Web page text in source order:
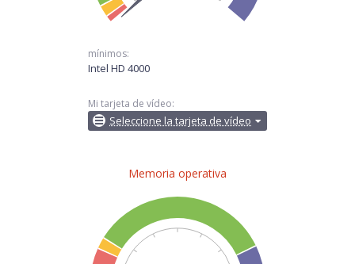
mínimos:
Intel HD 4000
Mi tarjeta de vídeo:
Seleccione la tarjeta de vídeo
Memoria operativa